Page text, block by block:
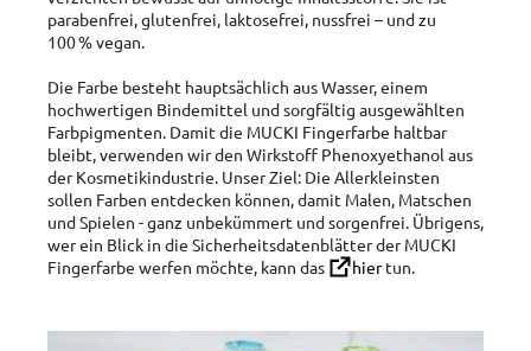
parabenfrei, glutenfrei, laktosefrei, nussfrei – und zu
100 % vegan.
Die Farbe besteht hauptsächlich aus Wasser, einem
hochwertigen Bindemittel und sorgfältig ausgewählten
Farbpigmenten. Damit die MUCKI Fingerfarbe haltbar
bleibt, verwenden wir den Wirkstoff Phenoxyethanol aus
der Kosmetikindustrie. Unser Ziel: Die Allerkleinsten
sollen Farben entdecken können, damit Malen, Matschen
und Spielen - ganz unbekümmert und sorgenfrei. Übrigens,
wer ein Blick in die Sicherheitsdatenblätter der MUCKI
Fingerfarbe werfen möchte, kann das
hiertun.